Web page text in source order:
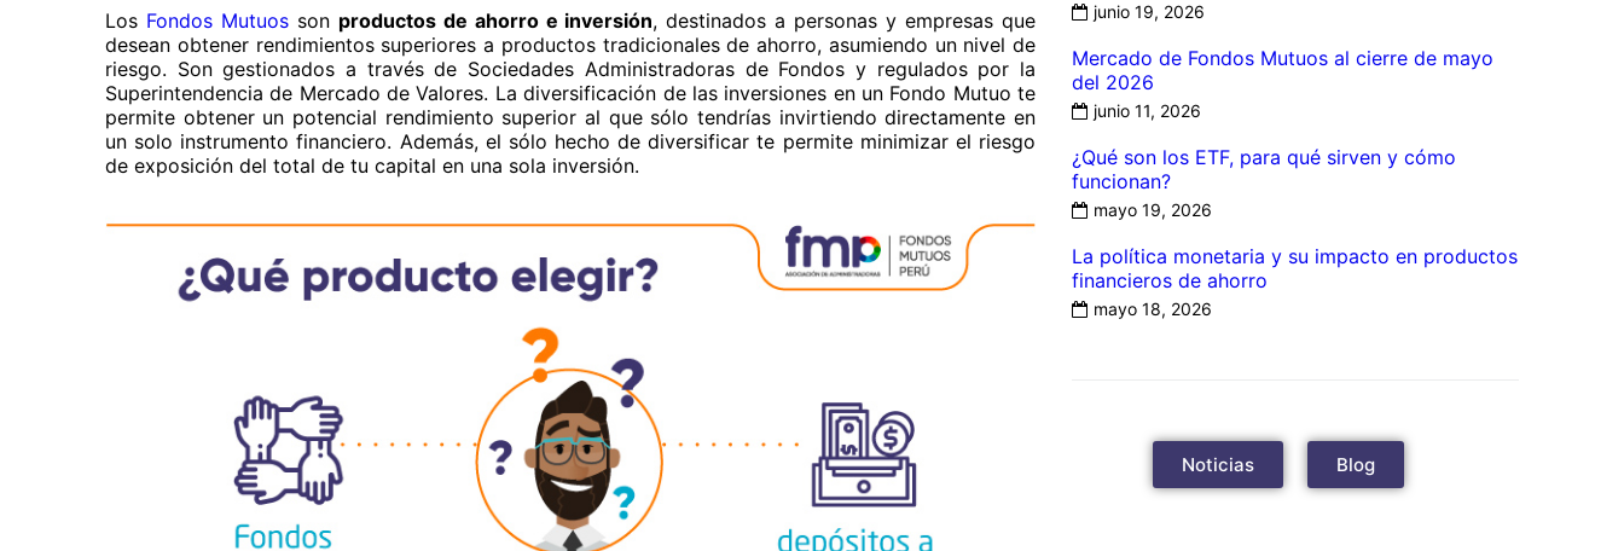
Los Fondos Mutuosson productos de ahorro e inversión, destinados a personas y empresas que
desean obtener rendimientos superiores a productos tradicionales de ahorro, asumiendo un nivel de
riesgo. Son gestionados a través de Sociedades Administradoras de Fondos y regulados por la
Superintendencia de Mercado de Valores. La diversificación de las inversiones en un Fondo Mutuo te
permite obtener un potencial rendimiento superior al que sólo tendrías invirtiendo directamente en
un solo instrumento financiero. Además, el sólo hecho de diversificar te permite minimizar el riesgo
de exposición del total de tu capital en una sola inversión.
junio 19, 2026
Mercado de Fondos Mutuos al cierre de mayo
del 2026
junio 11, 2026
¿Qué son los ETF, para qué sirven y cómo
funcionan?
mayo 19, 2026
La política monetaria y su impacto en productos
financieros de ahorro
mayo 18, 2026
Noticias Blog